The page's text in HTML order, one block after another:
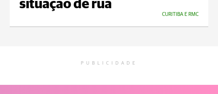
situação de rua
CURITIBA E RMC
PUBLICIDADE